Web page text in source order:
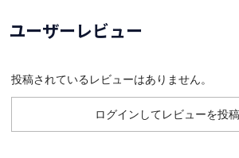
ユーザーレビュー
投稿されているレビューはありません。
ログインしてレビューを投